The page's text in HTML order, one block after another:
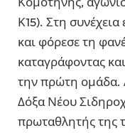
Κ15). Στη συνέχεια
και φόρεσε τη
καταγράφοντας
την πρώτη ομάδα.
Δόξα Νέου
πρωταθλητής της